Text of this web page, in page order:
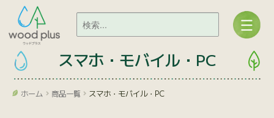
スマホ・モバイル・PC
ホーム 商品一覧 スマホ・モバイル・PC